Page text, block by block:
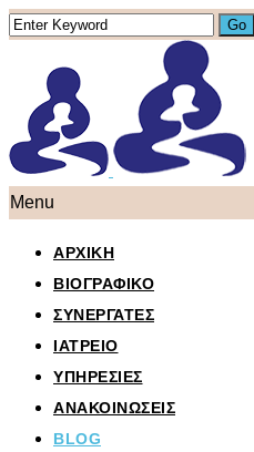
Menu
ΑΡΧΙΚΗ
ΒΙΟΓΡΑΦΙΚΟ
ΣΥΝΕΡΓΑΤΕΣ
ΙΑΤΡΕΙΟ
ΥΠΗΡΕΣΙΕΣ
ΑΝΑΚΟΙΝΩΣΕΙΣ
BLOG